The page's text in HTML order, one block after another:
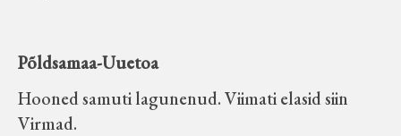
Põldsamaa-Uuetoa
Hooned samuti lagunenud. Viimati elasid siin
Virmad.